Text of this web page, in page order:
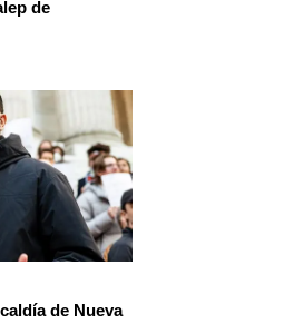
de
de Nueva